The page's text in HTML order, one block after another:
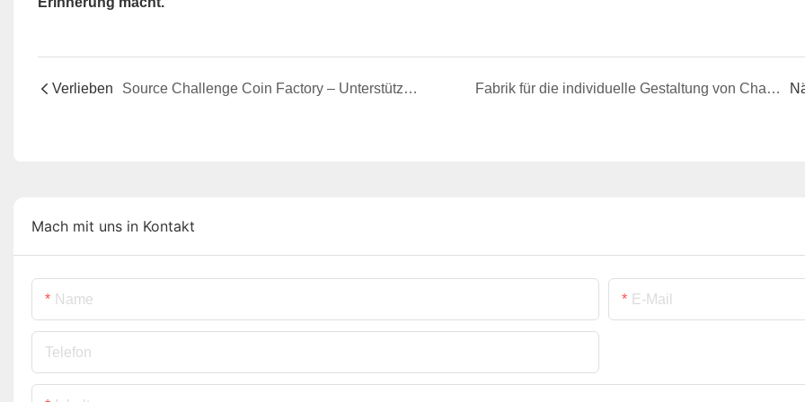
Verlieben Source Challenge Coin Factory – Unterstützung bei der vollständigen Personalisierung von Challenge Coins Fabrik für die individuelle Gestaltung von Challenge Coins | Keine Mindestbestellmenge, weltweiter Versand, Unterstützung mehrerer Verfahren
Mach mit uns in Kontakt
Name E-Mail
Telefon